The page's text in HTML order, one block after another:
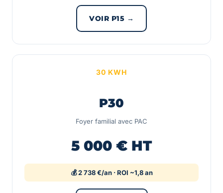
VOIR P15 →
30 KWH
P30
Foyer familial avec PAC
5 000 € HT
💰 2 738 €/an · ROI ~1,8 an